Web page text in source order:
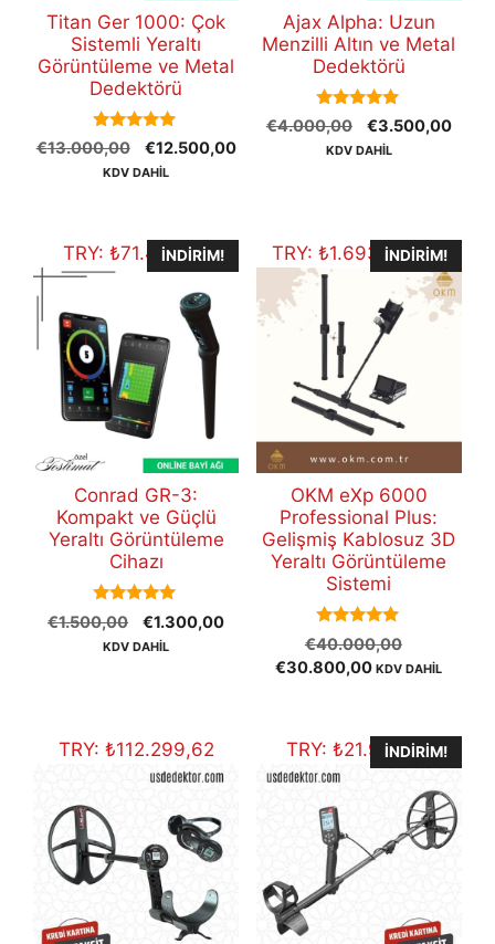
Titan Ger 1000: Çok
Sistemli Yeraltı
Görüntüleme ve Metal
Dedektörü
5.00
out of 5
€13.000,00
Orijinal
fiyat:
€12.500,00Şu
KDV DAHİL
Ajax Alpha: Uzun
Menzilli Altın ve Metal
Dedektörü
5.00
out of 5
€4.000,00
Orijinal
fiyat:
€3.500,00Şu
KDV DAHİL
TRY:₺71.458,40
İNDIRIM!
Conrad GR-3:
Kompakt ve Güçlü
Yeraltı Görüntüleme
Cihazı
5.00
out of 5
€1.500,00
Orijinal
fiyat:
€1.300,00Şu
KDV DAHİL
TRY: ₺1.693.014,40
İNDIRIM!
OKM eXp 6000
Professional Plus:
Gelişmiş Kablosuz 3D
Yeraltı Görüntüleme
Sistemi
5.00
out of 5
€40.000,00
fiyat:
€30.800,00Şu
€30.800,00.
KDV DAHİL
TRY: ₺112.299,62 TRY: ₺21.932,23
İNDIRIM!